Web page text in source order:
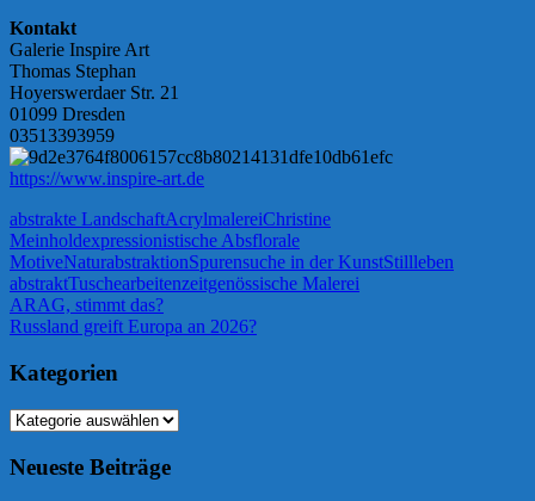
Kontakt
Galerie Inspire Art
Thomas Stephan
Hoyerswerdaer Str. 21
01099 Dresden
03513393959
https://www.inspire-art.de
abstrakte LandschaftAcrylmalereiChristine
Meinholdexpressionistische Absflorale
MotiveNaturabstraktionSpurensuche in der KunstStillleben
abstraktTuschearbeitenzeitgenössische Malerei
Beitragsnavigation
Vorheriger
Beitrag:
ARAG, stimmt das?
Nächster
Russland greift Europa an 2026?
Kategorien
Kategorien
Neueste Beiträge